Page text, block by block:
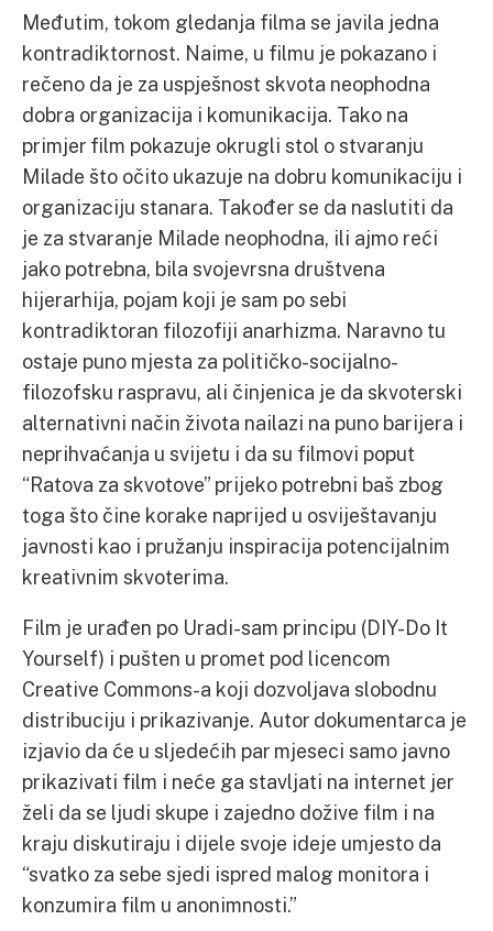
Međutim, tokom gledanja filma se javila jedna
kontradiktornost. Naime, u filmu je pokazano i
rečeno da je za uspješnost skvota neophodna
dobra organizacija i komunikacija. Tako na
primjer film pokazuje okrugli stol o stvaranju
Milade što očito ukazuje na dobru komunikaciju i
organizaciju stanara. Također se da naslutiti da
je za stvaranje Milade neophodna, ili ajmo reći
jako potrebna, bila svojevrsna društvena
hijerarhija, pojam koji je sam po sebi
kontradiktoran filozofiji anarhizma. Naravno tu
ostaje puno mjesta za političko-socijalno-
filozofsku raspravu, ali činjenica je da skvoterski
alternativni način života nailazi na puno barijera i
neprihvaćanja u svijetu i da su filmovi poput
“Ratova za skvotove” prijeko potrebni baš zbog
toga što čine korake naprijed u osviještavanju
javnosti kao i pružanju inspiracija potencijalnim
kreativnim skvoterima.
Film je urađen po Uradi-sam principu (DIY-Do It
Yourself) i pušten u promet pod licencom
Creative Commons-a koji dozvoljava slobodnu
distribuciju i prikazivanje. Autor dokumentarca je
izjavio da će u sljedećih par mjeseci samo javno
prikazivati film i neće ga stavljati na internet jer
želi da se ljudi skupe i zajedno dožive film i na
kraju diskutiraju i dijele svoje ideje umjesto da
“svatko za sebe sjedi ispred malog monitora i
konzumira film u anonimnosti.”